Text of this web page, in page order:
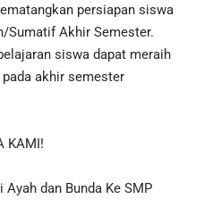
persiapan siswa
Sumatif Akhir Semester.
siswa dapat meraih
akhir semester
KAMI!
dan Bunda Ke SMP